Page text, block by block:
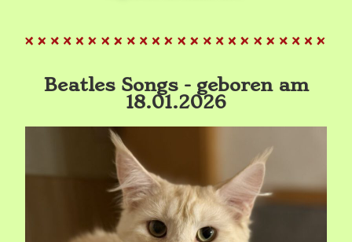
Beatles Songs - geboren am
18.01.2026